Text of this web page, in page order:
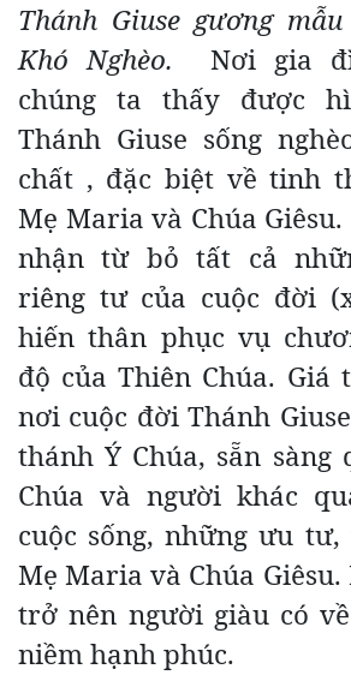
Thánh Giuse gương
Khó Nghèo. Nơi gia
chúng ta thấy được
Thánh Giuse sống
chất , đặc biệt về tinh
Mẹ Maria và Chúa
nhận từ bỏ tất cả
riêng tư của cuộc đời
hiến thân phục vụ
độ của Thiên Chúa. Giá
nơi cuộc đời Thánh
thánh Ý Chúa, sẵn
Chúa và người khác
cuộc sống, những ưu
Mẹ Maria và Chúa
trở nên người giàu có
niềm hạnh phúc.